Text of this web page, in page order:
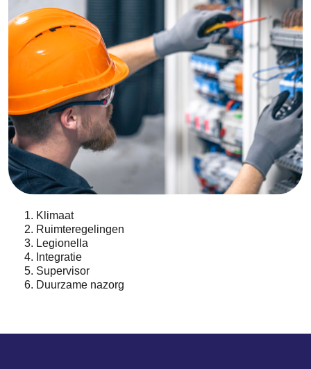
Klimaat
Ruimteregelingen
Legionella
Integratie
Supervisor
Duurzame nazorg